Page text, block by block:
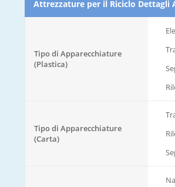
Attrezzature per il Riciclo Dettagli
Tipo di Apparecchiature
(Plastica)
Tipo di Apparecchiature
(Carta)